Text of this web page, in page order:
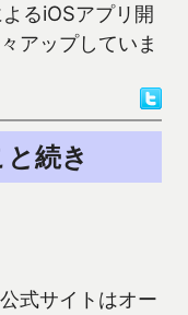
るiOSアプリ開
アップしていま
続き
式サイトはオー